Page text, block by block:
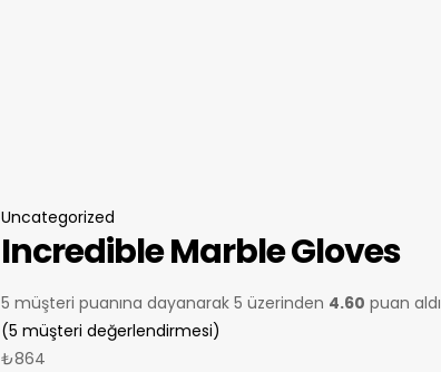
Uncategorized
Incredible Marble Gloves
5 müşteri puanına dayanarak 5 üzerinden 4.60 puan aldı
(5 müşteri değerlendirmesi)
₺864